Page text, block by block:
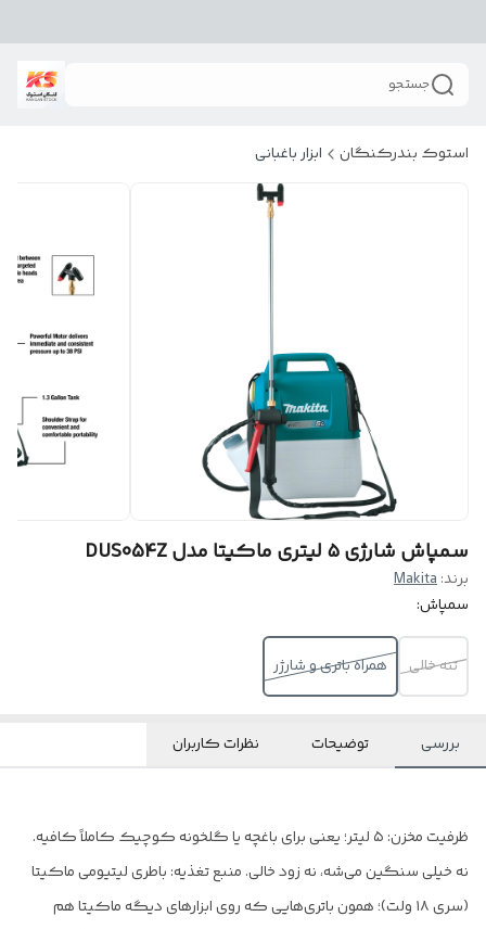
جستجو
استوک بندرکنگان ابزار باغبانی
سمپاش شارژی ۵ لیتری ماکیتا مدل DUS054Z
برند:Makita
سمپاش:
تنه خالی همراه باتری و شارژر
بررسی توضیحات نظرات کاربران
ظرفیت مخزن: ۵ لیتر؛ یعنی برای باغچه یا گلخونه کوچیک کاملاً کافیه.
نه خیلی سنگین می‌شه، نه زود خالی. منبع تغذیه: باطری لیتیومی ماکیتا
(سری ۱۸ ولت)؛ همون باتری‌هایی که روی ابزارهای دیگه ماکیتا هم